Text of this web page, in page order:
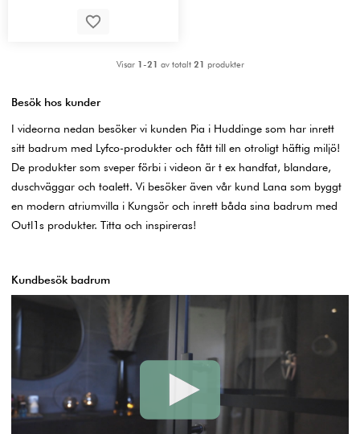
Visar 1-21 av totalt 21 produkter
Besök hos kunder
I videorna nedan besöker vi kunden Pia i Huddinge som har inrett
sitt badrum med Lyfco-produkter och fått till en otroligt häftig miljö!
De produkter som sveper förbi i videon är t ex handfat, blandare,
duschväggar och toalett. Vi besöker även vår kund Lana som byggt
en modern atriumvilla i Kungsör och inrett båda sina badrum med
Outl1s produkter. Titta och inspireras!
Kundbesök badrum